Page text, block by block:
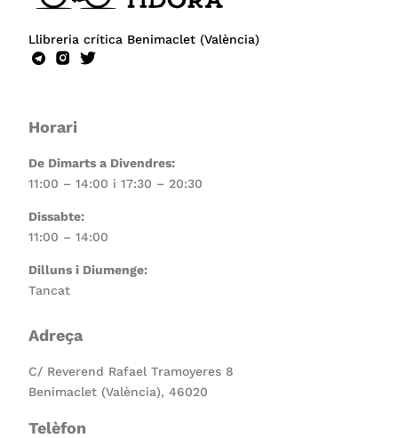
Llibreria crítica Benimaclet (València)
Horari
De Dimarts a Divendres:
11:00 – 14:00 i 17:30 – 20:30
Dissabte:
11:00 – 14:00
Dilluns i Diumenge:
Tancat
Adreça
C/ Reverend Rafael Tramoyeres 8
Benimaclet (València), 46020
Telèfon